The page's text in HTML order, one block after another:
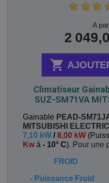
A
2

Climatiseur
SUZ-SM71VA
Gainable PEAD-
MITSUBISHI ELECTRIC
7,10 kW /8,00 kW (
Kwà - 10° C). Pour une
FROID
- Puissance Froid